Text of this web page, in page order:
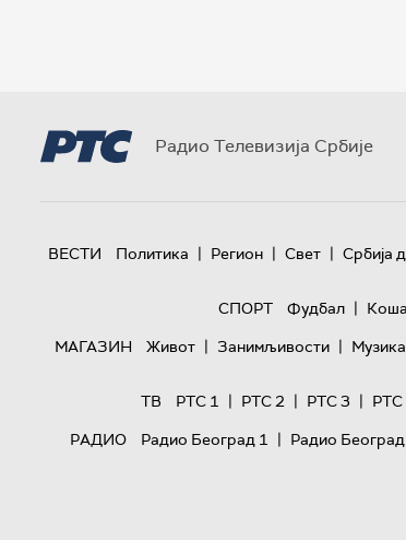
Радио Телевизија Србије
ВЕСТИ Политика | Регион | Свет | Србија
СПОРТ
Фудбал |
МАГАЗИН
Живот | Занимљивости | Музика
ТВ
РТС 1 | РТС 2 | РТС 3 | РТС
РАДИО
Радио Београд 1 | Радио